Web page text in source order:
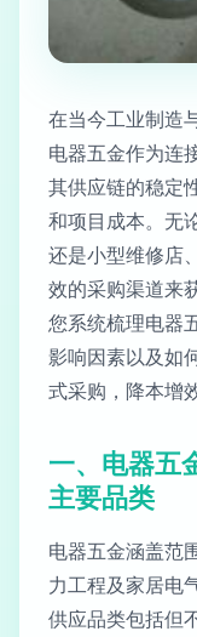
在当今工业制造
电器五金作为连
其供应链的稳定
和项目成本。无
还是小型维修店
效的采购渠道来
您系统梳理电器
影响因素以及如
式采购，降本增效
一、电器五
主要品类
电器五金涵盖范
力工程及家居电
供应品类包括但